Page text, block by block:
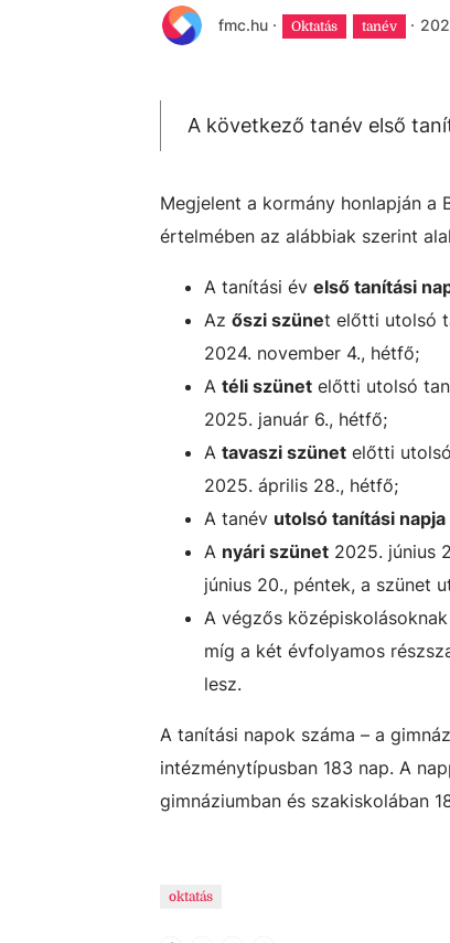
fmc.hu · Oktatás tanév ·
A következő tanév első
Megjelent a kormány honlapján a
értelmében az alábbiak szerint
A tanítási év első tanítási
Az őszi szünet előtti utolsó
2024. november 4., hétfő;
A téli szünet előtti utolsó
2025. január 6., hétfő;
A tavaszi szünet előtti
2025. április 28., hétfő;
A tanév utolsó tanítási napja
A nyári szünet 2025. június
június 20., péntek, a szünet
A végzős
míg a két évfolyamos
lesz.
A tanítási napok száma – a
intézménytípusban 183 nap. A
gimnáziumban és szakiskolában
oktatás